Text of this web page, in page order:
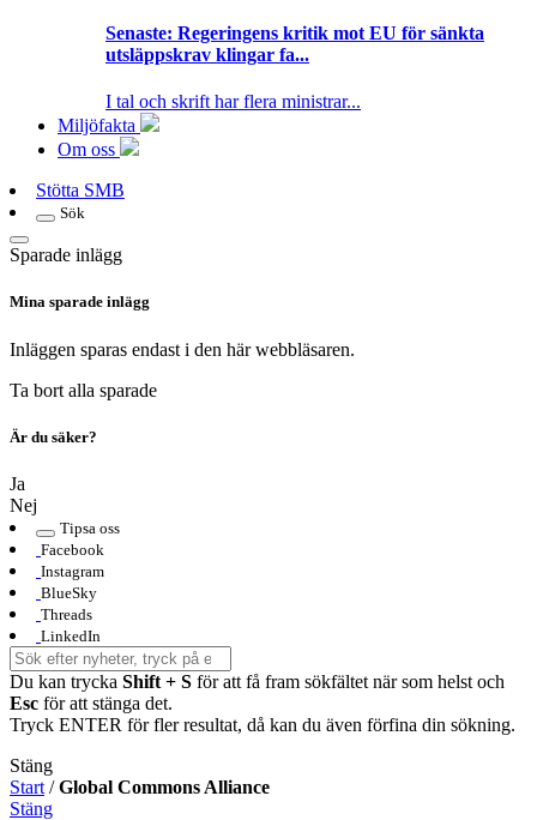
Senaste: Regeringens kritik mot EU för sänkta
utsläppskrav klingar fa...
I tal och skrift har flera ministrar...
Miljöfakta
Om oss
Stötta SMB
Sök
Sparade inlägg
Mina sparade inlägg
Inläggen sparas endast i den här webbläsaren.
Ta bort alla sparade
Är du säker?
Ja
Nej
Tipsa oss
Facebook
Instagram
BlueSky
Threads
LinkedIn
Du kan trycka Shift + S för att få fram sökfältet när som helst och
Esc för att stänga det.
Tryck ENTER för fler resultat, då kan du även förfina din sökning.
Stäng
Start /Global Commons Alliance
Stäng